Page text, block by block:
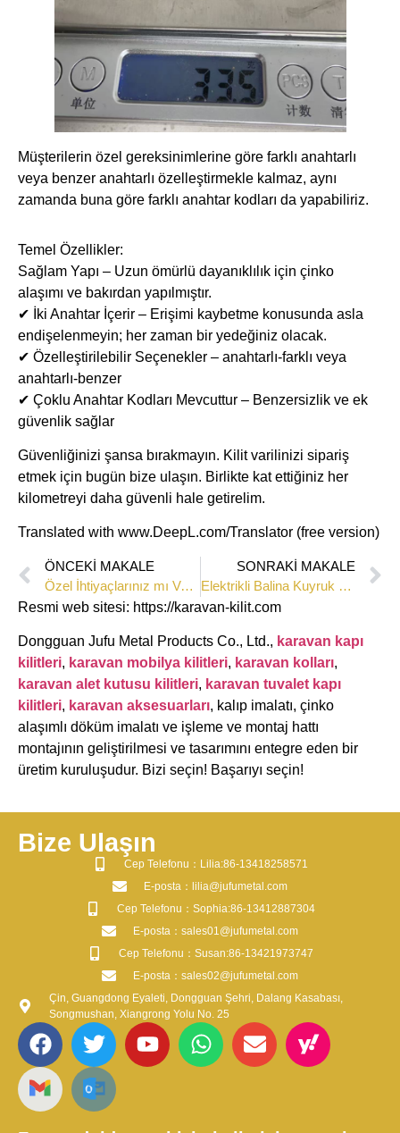
Müşterilerin özel gereksinimlerine göre farklı anahtarlı
veya benzer anahtarlı özelleştirmekle kalmaz, aynı
zamanda buna göre farklı anahtar kodları da yapabiliriz.
Temel Özellikler:
Sağlam Yapı – Uzun ömürlü dayanıklılık için çinko
alaşımı ve bakırdan yapılmıştır.
✔ İki Anahtar İçerir – Erişimi kaybetme konusunda asla
endişelenmeyin; her zaman bir yedeğiniz olacak.
✔ Özelleştirilebilir Seçenekler – anahtarlı-farklı veya
anahtarlı-benzer
✔ Çoklu Anahtar Kodları Mevcuttur – Benzersizlik ve ek
güvenlik sağlar
Güvenliğinizi şansa bırakmayın. Kilit varilinizi sipariş
etmek için bugün bize ulaşın. Birlikte kat ettiğiniz her
kilometreyi daha güvenli hale getirelim.
Translated with www.DeepL.com/Translator (free version)
ÖNCEKI MAKALE
Özel İhtiyaçlarınız mı Var? Topseek Size Özel Çözümler Sunuyor
SONRAKI MAKALE
Elektrikli Balina Kuyruk Mandalının Güncellemeleri ve İterasyonları
Resmi web sitesi: https://karavan-kilit.com
Dongguan Jufu Metal Products Co., Ltd., karavan kapı
kilitleri, karavan mobilya kilitleri, karavan kolları,
karavan alet kutusu kilitleri, karavan tuvalet kapı
kilitleri, karavan aksesuarları, kalıp imalatı, çinko
alaşımlı döküm imalatı ve işleme ve montaj hattı
montajının geliştirilmesi ve tasarımını entegre eden bir
üretim kuruluşudur. Bizi seçin! Başarıyı seçin!
Bize Ulaşın
​Cep Telefonu：Lilia:86-13418258571
​E-posta​：lilia@jufumetal.com
​Cep Telefonu：Sophia:86-13412887304
​E-posta​：sales01@jufumetal.com
​Cep Telefonu：Susan:86-13421973747
​E-posta​：sales02@jufumetal.com
Çin, Guangdong Eyaleti, Dongguan Şehri, Dalang Kasabası,
Songmushan, Xiangrong Yolu No. 25